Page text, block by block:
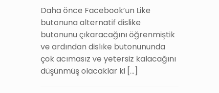
Daha önce Facebook’un Like
butonuna alternatif dislike
butonunu çıkaracağını öğrenmiştik
ve ardından dislıke butonununda
çok acımasız ve yetersiz kalacağını
düşünmüş olacaklar ki […]